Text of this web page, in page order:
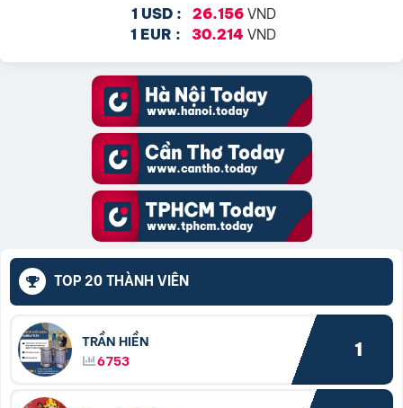
1 USD : 26.156VND
1 EUR : 30.214 VND
TOP 20 THÀNH VIÊN
TRẦN HIỀN
6753
1